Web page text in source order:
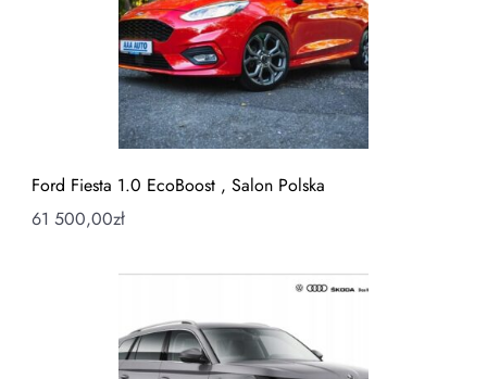
Ford Fiesta 1.0 EcoBoost , Salon Polska
61 500,00zł